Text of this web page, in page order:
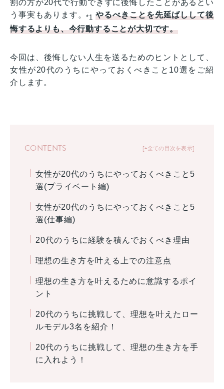
割の方が20代で行動できずに後悔したことがあるとい
う事実もあります。*1
やるべきことを先延ばしして後
悔するよりも、今行動することが大切です。
今回は、後悔しない人生を送るためのヒントとして、
女性が20代のうちにやっておくべきこと10選をご紹
介します。
+全ての目次を表示
CONTENTS
女性が20代のうちにやっておくべきこと5
選(プライベート編)
女性が20代のうちにやっておくべきこと5
選(仕事編)
20代のうちに経験を積んでおくべき理由
理想の生き方を叶える上での注意点
理想の生き方を叶えるために意識するポイ
ント
20代のうちに挑戦して、理想を叶えたロー
ルモデル3名を紹介！
20代のうちに挑戦して、理想の生き方を手
に入れよう！